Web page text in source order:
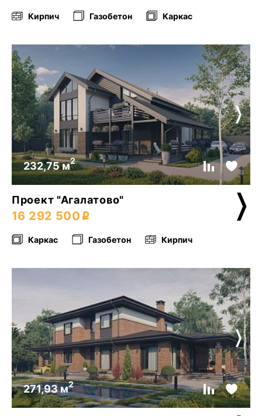
Кирпич Газобетон Каркас
232,75 м2
Проект "Агалатово"
16 292 500
Каркас Газобетон Кирпич
271,93 м2